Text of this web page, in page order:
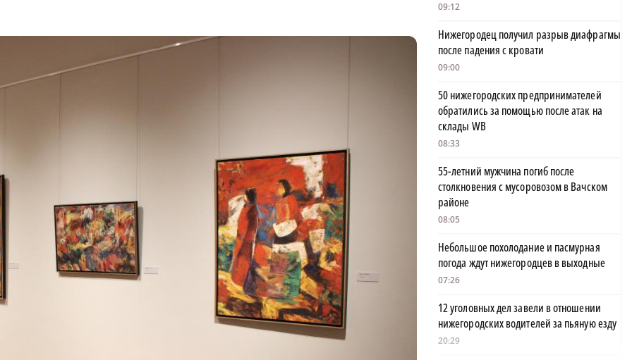
09:12
Нижегородец получил разрыв диафрагмы
после падения с кровати
09:00
50 нижегородских предпринимателей
обратились за помощью после атак на
склады WB
08:33
55-летний мужчина погиб после
столкновения с мусоровозом в Вачском
районе
08:05
Небольшое похолодание и пасмурная
погода ждут нижегородцев в выходные
07:26
12 уголовных дел завели в отношении
нижегородских водителей за пьяную езду
20:29